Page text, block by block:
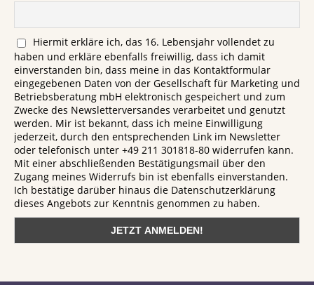
Hiermit erkläre ich, das 16. Lebensjahr vollendet zu
haben und erkläre ebenfalls freiwillig, dass ich damit
einverstanden bin, dass meine in das Kontaktformular
eingegebenen Daten von der Gesellschaft für Marketing und
Betriebsberatung mbH elektronisch gespeichert und zum
Zwecke des Newsletterversandes verarbeitet und genutzt
werden. Mir ist bekannt, dass ich meine Einwilligung
jederzeit, durch den entsprechenden Link im Newsletter
oder telefonisch unter +49 211 301818-80 widerrufen kann.
Mit einer abschließenden Bestätigungsmail über den
Zugang meines Widerrufs bin ist ebenfalls einverstanden.
Ich bestätige darüber hinaus die Datenschutzerklärung
dieses Angebots zur Kenntnis genommen zu haben.